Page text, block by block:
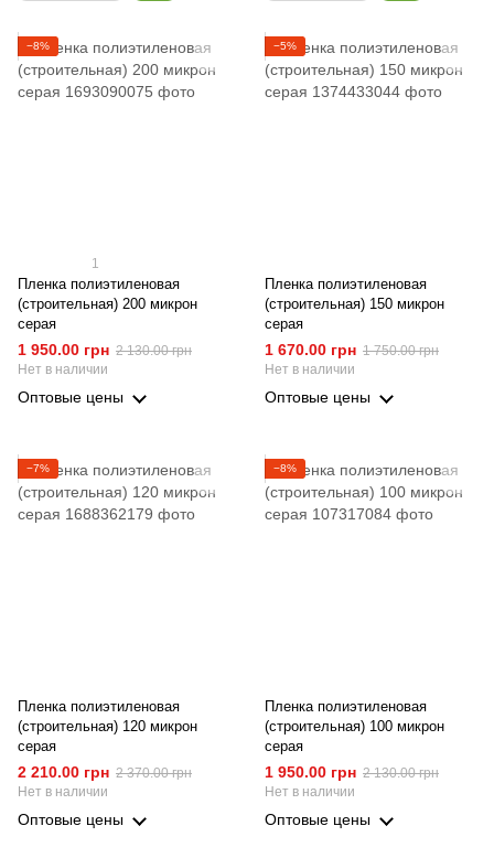
−8%
1
Пленка полиэтиленовая
(строительная) 200 микрон
серая
1 950.00 грн 2 130.00 грн
Нет в наличии
Оптовые цены
−5%
Пленка полиэтиленовая
(строительная) 150 микрон
серая
1 670.00 грн 1 750.00 грн
Нет в наличии
Оптовые цены
−7%
Пленка полиэтиленовая
(строительная) 120 микрон
серая
2 210.00 грн 2 370.00 грн
Нет в наличии
Оптовые цены
−8%
Пленка полиэтиленовая
(строительная) 100 микрон
серая
1 950.00 грн 2 130.00 грн
Нет в наличии
Оптовые цены